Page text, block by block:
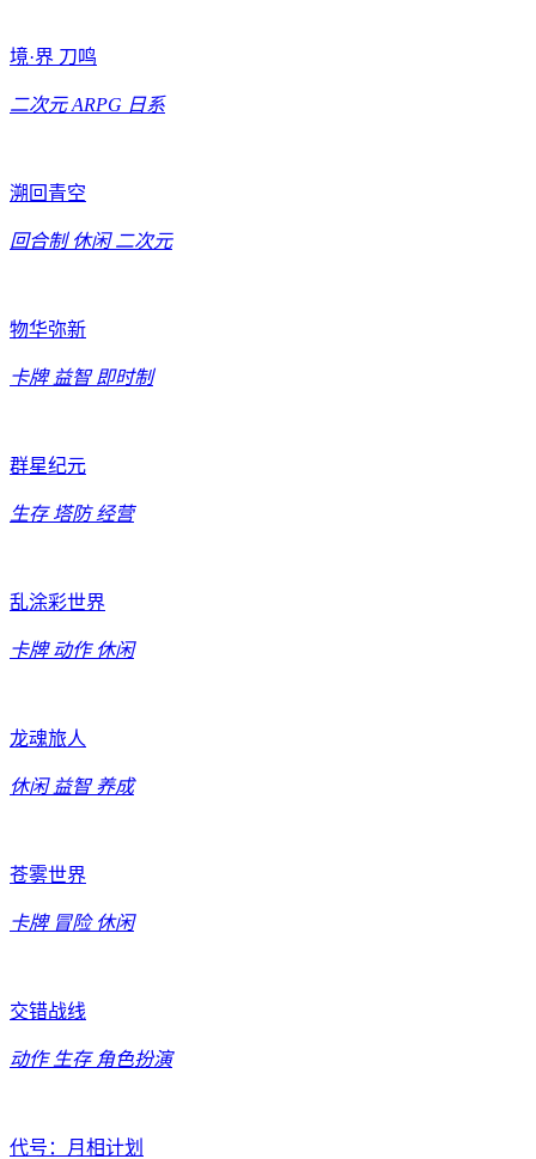
境·界 刀鸣
二次元 ARPG 日系
溯回青空
回合制 休闲 二次元
物华弥新
卡牌 益智 即时制
群星纪元
生存 塔防 经营
乱涂彩世界
卡牌 动作 休闲
龙魂旅人
休闲 益智 养成
苍雾世界
卡牌 冒险 休闲
交错战线
动作 生存 角色扮演
代号：月相计划